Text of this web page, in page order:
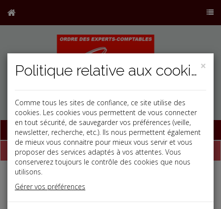
Base documentaire
Dépêches
Vie des affaires
Date: 2026-07-08
×
Politique relative aux cookies
Comme tous les sites de confiance, ce site utilise des
cookies. Les cookies vous permettent de vous connecter
en tout sécurité, de sauvegarder vos préférences (veille,
newsletter, recherche, etc.). Ils nous permettent également
de mieux vous connaitre pour mieux vous servir et vous
proposer des services adaptés à vos attentes. Vous
conserverez toujours le contrôle des cookies que nous
utilisons.
Gérer vos préférences